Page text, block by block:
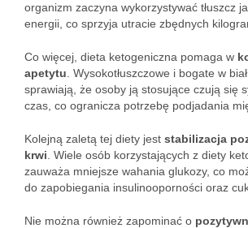
organizm zaczyna wykorzystywać tłuszcz
energii, co sprzyja utracie zbędnych
Co więcej, dieta ketogeniczna pomaga w
apetytu . Wysokotłuszczowe i bogate w
sprawiają, że osoby ją stosujące czują się
czas, co ogranicza potrzebę podjadania
Kolejną zaletą tej diety jest stabilizacja
krwi . Wiele osób korzystających z diety
zauważa mniejsze wahania glukozy, co
do zapobiegania insulinooporności oraz
Nie można również zapominać o